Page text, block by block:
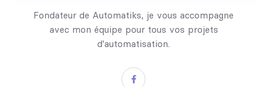
Fondateur de Automatiks, je vous accompagne
avec mon équipe pour tous vos projets
d'automatisation.